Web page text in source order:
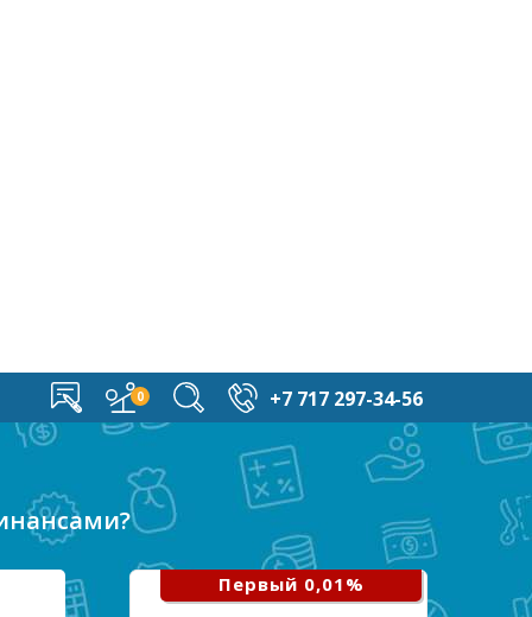
+7 717 297-34-56
Первый 0,01%